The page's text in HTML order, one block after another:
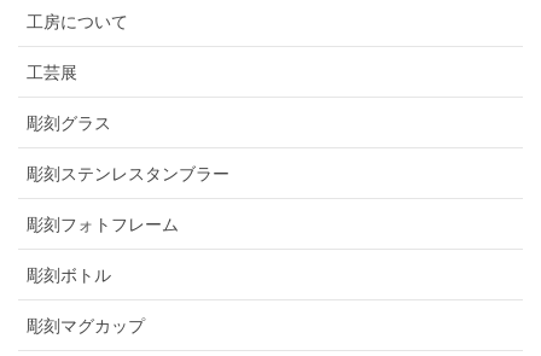
工房について
工芸展
彫刻グラス
彫刻ステンレスタンブラー
彫刻フォトフレーム
彫刻ボトル
彫刻マグカップ